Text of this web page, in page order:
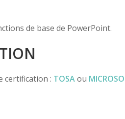
de base de PowerPoint.
certification : TOSAou